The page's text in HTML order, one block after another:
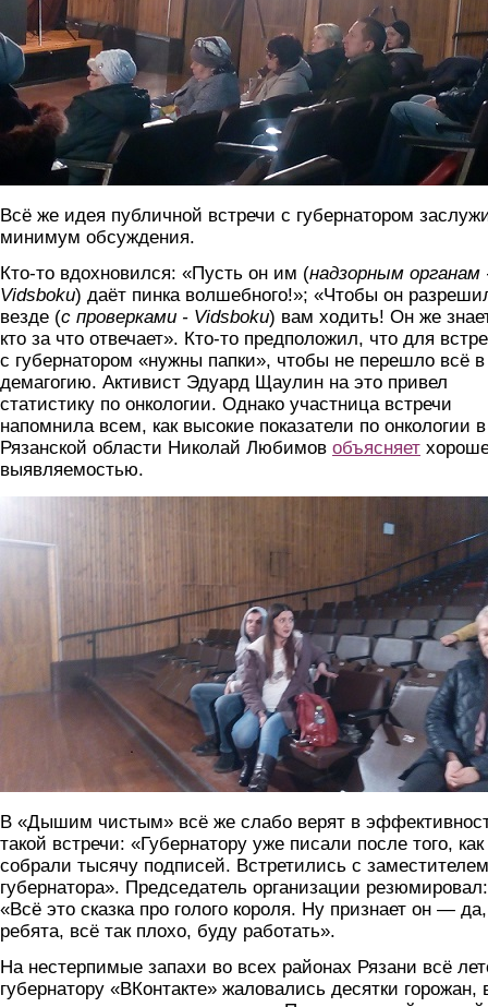
Всё же идея публичной встречи с губернатором
минимум обсуждения.
Кто-то вдохновился: «Пусть он им (надзорным органам
Vidsboku) даёт пинка волшебного!»; «Чтобы он
везде (с проверками - Vidsboku) вам ходить! Он же
кто за что отвечает». Кто-то предположил, что для
с губернатором «нужны папки», чтобы не перешло всё в
демагогию. Активист Эдуард Щаулин на это привел
статистику по онкологии. Однако участница встречи
напомнила всем, как высокие показатели по онкологии в
Рязанской области Николай Любимов объясняет
выявляемостью.
img_20191109_155918.jpg
В «Дышим чистым» всё же слабо верят в
такой встречи: «Губернатору уже писали после того, как
собрали тысячу подписей. Встретились с заместителем
губернатора». Председатель организации резюмировал:
«Всё это сказка про голого короля. Ну признает он — да,
ребята, всё так плохо, буду работать».
На нестерпимые запахи во всех районах Рязани всё
губернатору «ВКонтакте» жаловались десятки горожан,